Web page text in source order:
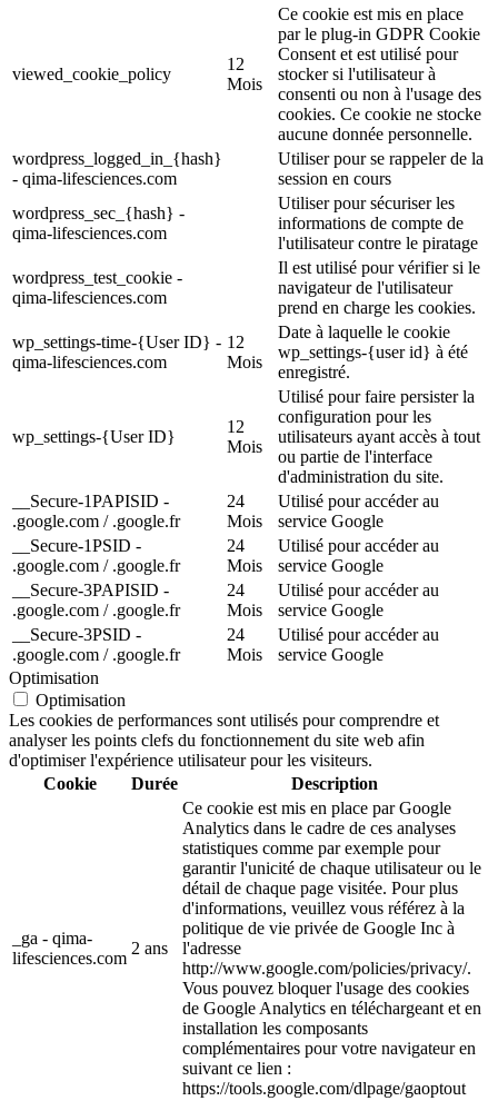
viewed_cookie_policy
12
Mois
Ce cookie est mis en place
par le plug-in GDPR Cookie
Consent et est utilisé pour
stocker si l'utilisateur à
consenti ou non à l'usage des
cookies. Ce cookie ne stocke
aucune donnée personnelle.
wordpress_logged_in_{hash}
- qima-lifesciences.com
Utiliser pour se rappeler de la
session en cours
wordpress_sec_{hash} -
qima-lifesciences.com
Utiliser pour sécuriser les
informations de compte de
l'utilisateur contre le piratage
wordpress_test_cookie -
qima-lifesciences.com
Il est utilisé pour vérifier si le
navigateur de l'utilisateur
prend en charge les cookies.
wp_settings-time-{User ID} -
qima-lifesciences.com
12
Mois
Date à laquelle le cookie
wp_settings-{user id} à été
enregistré.
wp_settings-{User ID}
12
Mois
Utilisé pour faire persister la
configuration pour les
utilisateurs ayant accès à tout
ou partie de l'interface
d'administration du site.
__Secure-1PAPISID -
.google.com / .google.fr
24
Mois
Utilisé pour accéder au
service Google
__Secure-1PSID -
.google.com / .google.fr
24
Mois
Utilisé pour accéder au
service Google
__Secure-3PAPISID -
.google.com / .google.fr
24
Mois
Utilisé pour accéder au
service Google
__Secure-3PSID -
.google.com / .google.fr
24
Mois
Utilisé pour accéder au
service Google
Optimisation
Optimisation
Les cookies de performances sont utilisés pour comprendre et
analyser les points clefs du fonctionnement du site web afin
d'optimiser l'expérience utilisateur pour les visiteurs.
Cookie
Durée Description
_ga - qima-
lifesciences.com
2 ans
Ce cookie est mis en place par Google
Analytics dans le cadre de ces analyses
statistiques comme par exemple pour
garantir l'unicité de chaque utilisateur ou le
détail de chaque page visitée. Pour plus
d'informations, veuillez vous référez à la
politique de vie privée de Google Inc à
l'adresse
http://www.google.com/policies/privacy/.
Vous pouvez bloquer l'usage des cookies
de Google Analytics en téléchargeant et en
installation les composants
complémentaires pour votre navigateur en
suivant ce lien :
https://tools.google.com/dlpage/gaoptout